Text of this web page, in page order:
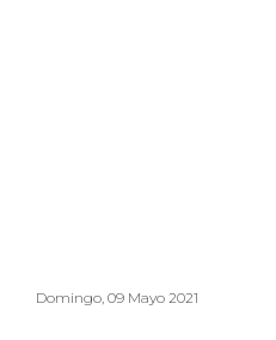
Domingo, 09 Mayo 2021